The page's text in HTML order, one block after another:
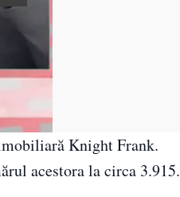
Knight Frank.
acestora la circa 3.915.